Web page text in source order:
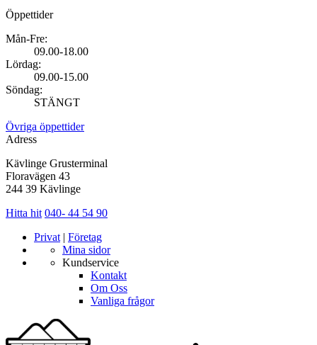
Öppettider
Mån-Fre:
09.00-18.00
Lördag:
09.00-15.00
Söndag:
STÄNGT
Övriga öppettider
Adress
Kävlinge Grusterminal
Floravägen 43
244 39 Kävlinge
Hitta hit 040- 44 54 90
Privat | Företag
Mina sidor
Kundservice
Kontakt
Om Oss
Vanliga frågor